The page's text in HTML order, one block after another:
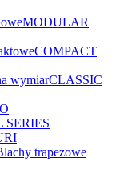
MODULAR
COMPACT
wymiarCLASSIC
SERIES
trapezowe